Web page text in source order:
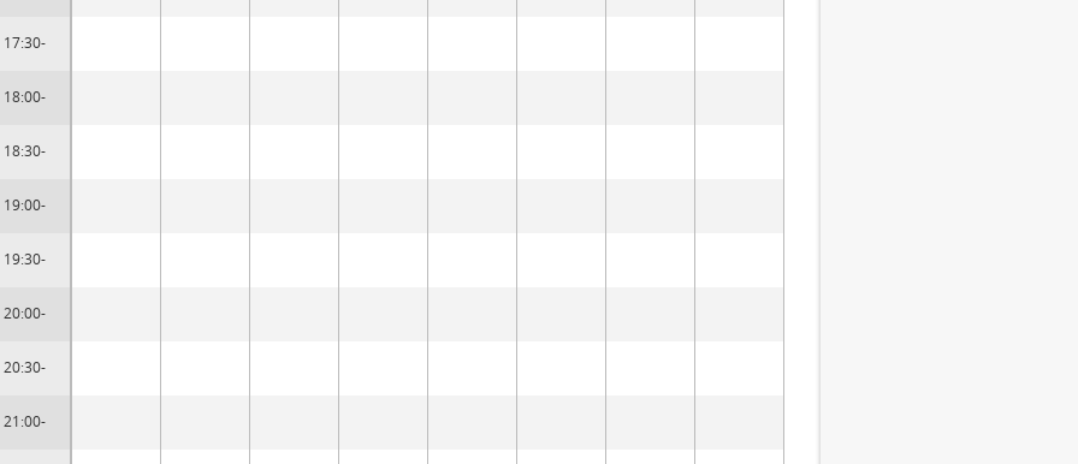
17:30-
18:00-
18:30-
19:00-
19:30-
20:00-
20:30-
21:00-